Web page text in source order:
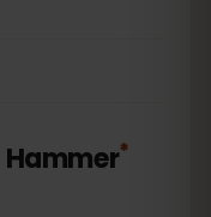
Hammer*